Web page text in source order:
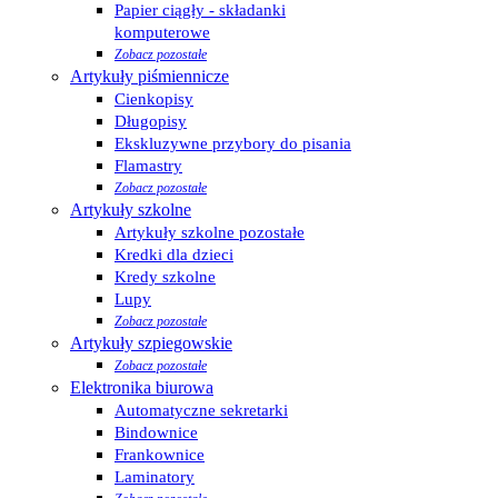
Papier ciągły - składanki
komputerowe
Zobacz pozostałe
Artykuły piśmiennicze
Cienkopisy
Długopisy
Ekskluzywne przybory do pisania
Flamastry
Zobacz pozostałe
Artykuły szkolne
Artykuły szkolne pozostałe
Kredki dla dzieci
Kredy szkolne
Lupy
Zobacz pozostałe
Artykuły szpiegowskie
Zobacz pozostałe
Elektronika biurowa
Automatyczne sekretarki
Bindownice
Frankownice
Laminatory